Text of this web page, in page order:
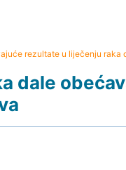
rezultate u liječenju raka
dale